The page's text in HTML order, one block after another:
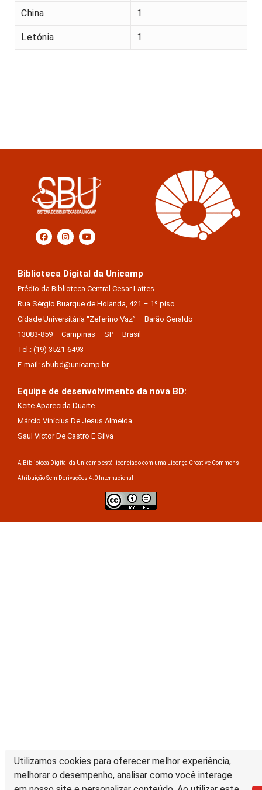
Utilizamos cookies para oferecer melhor experiência,
melhorar o desempenho, analisar como você interage
China 1
Letónia 1
Biblioteca Digital da Unicamp
Prédio da Biblioteca Central Cesar Lattes
Rua Sérgio Buarque de Holanda, 421 – 1º piso
Cidade Universitária “Zeferino Vaz” – Barão Geraldo
13083-859 – Campinas – SP – Brasil
Tel.: (19) 3521-6493
E-mail: sbubd@unicamp.br
Equipe de desenvolvimento da nova BD:
Keite Aparecida Duarte
Márcio Vinícius De Jesus Almeida
Saul Victor De Castro E Silva
A Biblioteca Digital da Unicamp está licenciado com uma Licença Creative Commons –
Atribuição Sem Derivações 4.0 Internacional